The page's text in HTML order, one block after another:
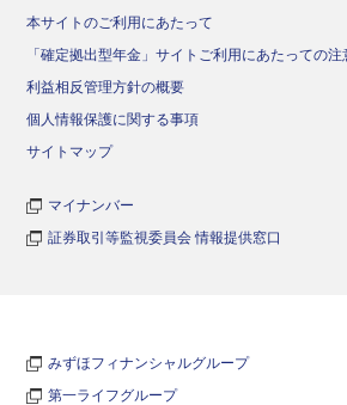
本サイトのご利用にあたって
「確定拠出型年金」サイトご利用にあたっての注
利益相反管理方針の概要
個人情報保護に関する事項
サイトマップ
マイナンバー
証券取引等監視委員会 情報提供窓口
みずほフィナンシャルグループ
第一ライフグループ